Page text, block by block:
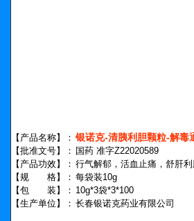
【产品名称】： 银诺克-清胰利胆颗粒-解毒
【批准文号】： 国药 准字Z22020589
【产品功效】： 行气解郁，活血止痛，舒肝利
【规 格】： 每袋装10g
【包 装】： 10g*3袋*3*100
【生产单位】： 长春银诺克药业有限公司